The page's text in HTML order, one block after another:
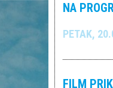
NA
PETAK,
FILM